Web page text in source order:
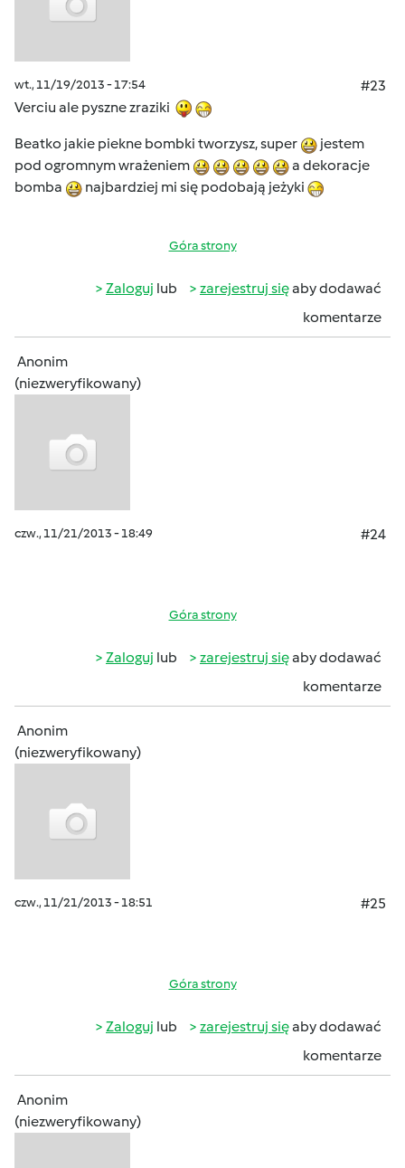
wt., 11/19/2013 - 17:54
#23
Verciu ale pyszne zraziki
Beatko jakie piekne bombki tworzysz, super
jestem
pod ogromnym wrażeniem
a dekoracje
bomba
najbardziej mi się podobają jeżyki
Góra strony
Zaloguj lub zarejestruj sięaby dodawać
komentarze
Anonim
(niezweryfikowany)
czw., 11/21/2013 - 18:49 #24
Góra strony
Zaloguj lub zarejestruj sięaby dodawać
komentarze
Anonim
(niezweryfikowany)
czw., 11/21/2013 - 18:51 #25
Góra strony
Zaloguj lub zarejestruj sięaby dodawać
komentarze
Anonim
(niezweryfikowany)